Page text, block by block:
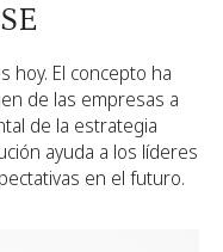
hoy. El concepto ha
de las empresas a
de la estrategia
ayuda a los líderes
en el futuro.